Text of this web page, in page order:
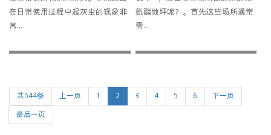
在日常使用过程中起灰尘的现象非
常...
氨酯地坪呢？。首先这些场所通常
需...
共544条 上一页 1 2 3 4 5 6 下一页
最后一页